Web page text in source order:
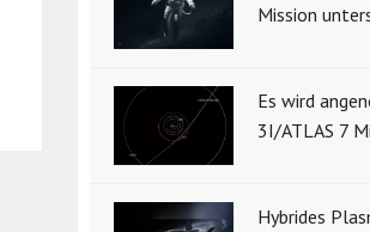
Mission
Es wird
3I/ATLAS 7
Hybrides